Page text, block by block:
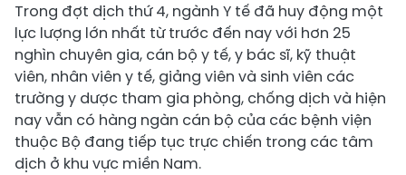
Trong đợt dịch thứ 4, ngành Y tế đã huy động một
lực lượng lớn nhất từ trước đến nay với hơn 25
nghìn chuyên gia, cán bộ y tế, y bác sĩ, kỹ thuật
viên, nhân viên y tế, giảng viên và sinh viên các
trường y dược tham gia phòng, chống dịch và hiện
nay vẫn có hàng ngàn cán bộ của các bệnh viện
thuộc Bộ đang tiếp tục trực chiến trong các tâm
dịch ở khu vực miền Nam.